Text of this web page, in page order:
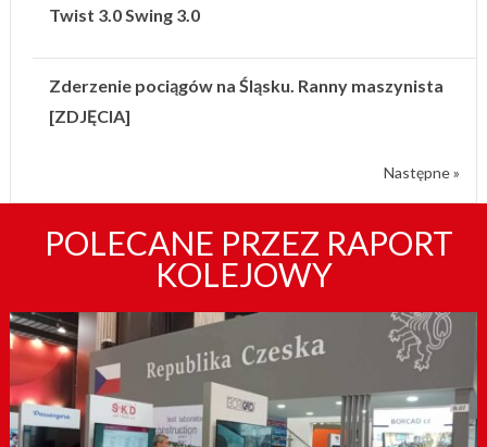
Twist 3.0 Swing 3.0
Zderzenie pociągów na Śląsku. Ranny maszynista
[ZDJĘCIA]
Następne »
POLECANE PRZEZ RAPORT
KOLEJOWY